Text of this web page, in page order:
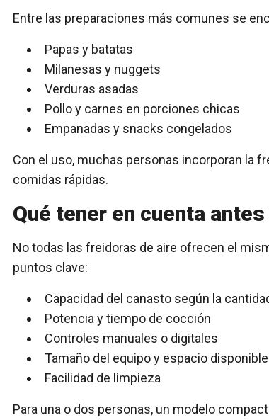
Entre las preparaciones más comunes se
Papas y batatas
Milanesas y nuggets
Verduras asadas
Pollo y carnes en porciones chicas
Empanadas y snacks congelados
Con el uso, muchas personas incorporan la
comidas rápidas.
Qué tener en cuenta
No todas las freidoras de aire ofrecen el
puntos clave:
Capacidad del canasto según la
Potencia y tiempo de cocción
Controles manuales o digitales
Tamaño del equipo y espacio disponible
Facilidad de limpieza
Para una o dos personas, un modelo